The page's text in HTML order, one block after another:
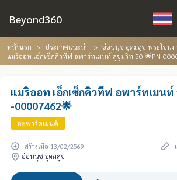
Beyond360
หน้าแรก ประกาศแนะนำ
อ่อนนุช อุดมสุข พระโขน
แมริออท เอ็กเซ็กคิวทีฟ อพาร์ทเมนท์ สุขุมวิท 50 🌟PN-
แมริออท เอ็กเซ็กคิวทีฟ อพาร์ทเมนท์
-00007462🌟
อะพาร์ตเมนต์
สร้างเมื่อ 13/02/2569
อ่อนนุช อุดมสุข